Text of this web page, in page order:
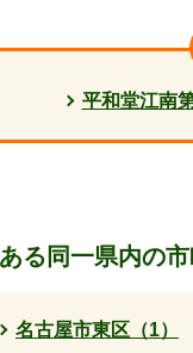
平和堂江南
る同一県内の
名古屋市東区（1）